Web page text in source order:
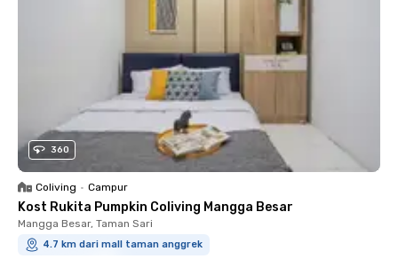
360
Coliving • Campur
Kost Rukita Pumpkin Coliving Mangga Besar
Mangga Besar, Taman Sari
4.7 km dari mall taman anggrek